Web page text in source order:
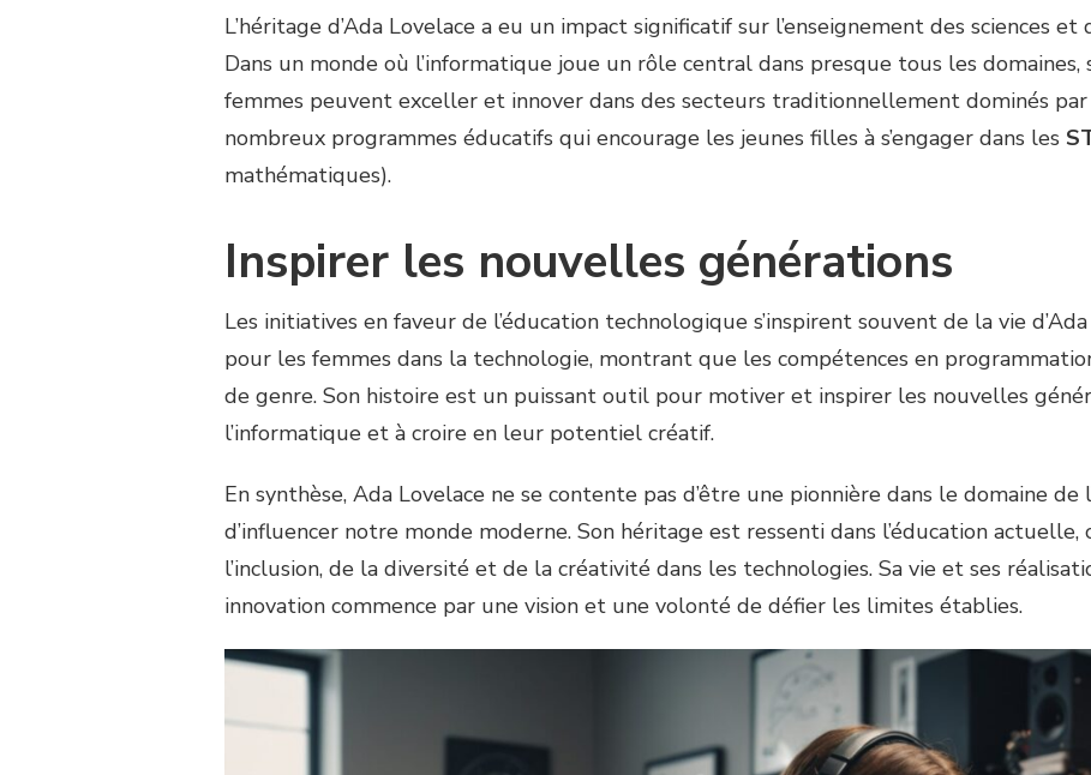
L’héritage d’Ada Lovelace a eu un impact significatif sur l’enseignement des sciences
Dans un monde où l’informatique joue un rôle central dans presque tous les domaines,
femmes peuvent exceller et innover dans des secteurs traditionnellement dominés
nombreux programmes éducatifs qui encourage les jeunes filles à s’engager dans les
mathématiques).
Inspirer les nouvelles générations
Les initiatives en faveur de l’éducation technologique s’inspirent souvent de la vie
pour les femmes dans la technologie, montrant que les compétences en
de genre. Son histoire est un puissant outil pour motiver et inspirer les nouvelles
l’informatique et à croire en leur potentiel créatif.
En synthèse, Ada Lovelace ne se contente pas d’être une pionnière dans le domaine
d’influencer notre monde moderne. Son héritage est ressenti dans l’éducation actuelle,
l’inclusion, de la diversité et de la créativité dans les technologies. Sa vie et ses
innovation commence par une vision et une volonté de défier les limites établies.